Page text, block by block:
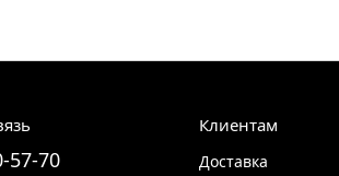
57-70
Клиентам
Доставка